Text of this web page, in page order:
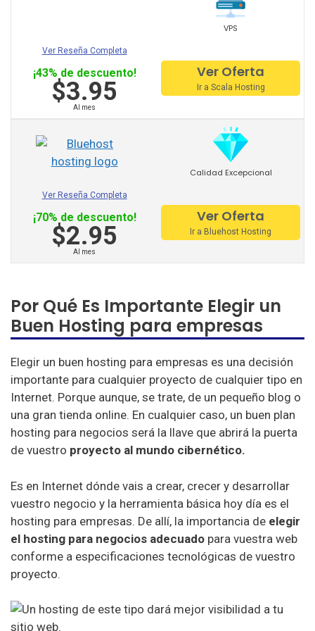
Dreamhost
Fastcomet
Godaddy
Greengeeks
Hostgator
Hostinger
Hostmonster
Hostpapa
Inmotion
Ionos
Ipage
Justhost
Ovh
Site5
Siteground
Westhost
VPS
Ver Reseña Completa
¡43% de descuento!
$3.95
Al mes
Ver Oferta
Ir a Scala Hosting
Calidad Excepcional
Ver Reseña Completa
¡70% de descuento!
$2.95
Al mes
Ver Oferta
Ir a Bluehost Hosting
Por Qué Es Importante Elegir un
Buen Hosting para empresas
Elegir un buen hosting para empresas es una decisión
importante para cualquier proyecto de cualquier tipo en
Internet. Porque aunque, se trate, de un pequeño blog o
una gran tienda online. En cualquier caso, un buen plan
hosting para negocios será la llave que abrirá la puerta
de vuestro proyecto al mundo cibernético.
Es en Internet dónde vais a crear, crecer y desarrollar
vuestro negocio y la herramienta básica hoy día es el
hosting para empresas. De allí, la importancia de elegir
el hosting para negocios adecuado para vuestra web
conforme a especificaciones tecnológicas de vuestro
proyecto.